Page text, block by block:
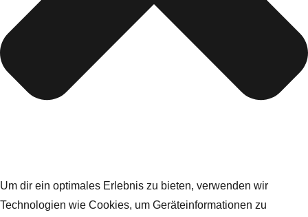
Um dir ein optimales Erlebnis zu bieten, verwenden wir
Technologien wie Cookies, um Geräteinformationen zu